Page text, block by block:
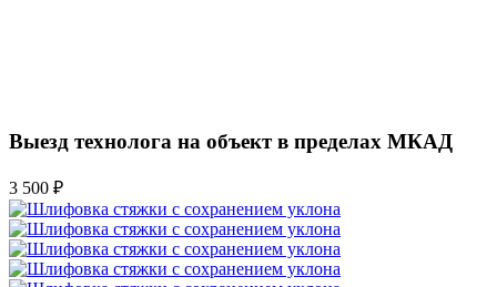
Выезд технолога на объект в пределах МКАД
3 500 ₽